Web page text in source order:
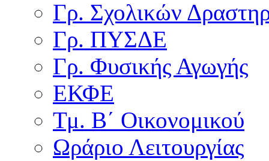
Γρ. Σχολικών
Γρ. ΠΥΣΔΕ
Γρ. Φυσικής Αγωγής
ΕΚΦΕ
Τμ. Β΄ Οικονομικού
Ωράριο Λειτουργίας